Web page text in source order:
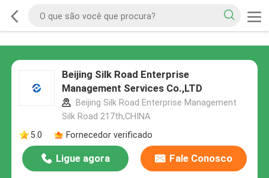
Beijing Silk Road Enterprise
Management Services Co.,LTD
Beijing Silk Road Enterprise Management
Silk Road 217th,CHINA
5.0
Fornecedor verificado
Ligue agora Fale Conosco